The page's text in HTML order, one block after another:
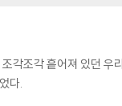
조각조각 흩어져 있던
다.